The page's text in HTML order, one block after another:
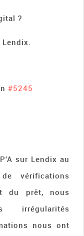
?
#5245
sur Lendix au
vérifications
du prêt, nous
irrégularités
nous ont